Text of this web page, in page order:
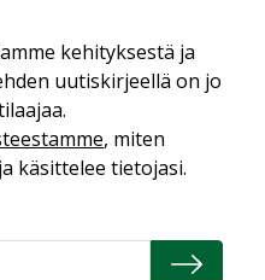
lämpöhäviöitä
taloyhtiöissä
kehityksestä ja
uutiskirjeellä on jo
, miten
käsittelee tietojasi.